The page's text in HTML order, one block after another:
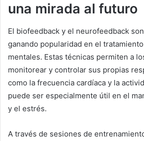
una mirada al futuro
El biofeedback y el neurofeedback
ganando popularidad en el
mentales. Estas técnicas permiten a
monitorear y controlar sus propias
como la frecuencia cardíaca y la
puede ser especialmente útil en el
y el estrés.
A través de sesiones de